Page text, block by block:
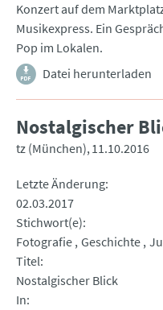
Konzert auf dem
Musikexpress. Ein
Pop im Lokalen.
Datei herunterladen
Nostalgischer
tz (München) 11.10.2016
Letzte Änderung
02.03.2017
Stichwort(e)
Fotografie Geschichte
Titel
Nostalgischer Blick
In